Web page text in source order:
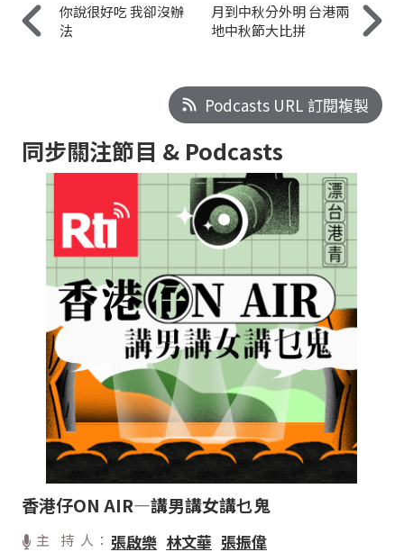
你說很好吃 我卻沒辦
法
月到中秋分外明 台港兩
地中秋節大比拼
Podcasts URL 訂閱複製
同步關注節目 & Podcasts
香港仔ON AIR—講男講女講乜鬼
主 持 人： 張啟樂 林文華 張振偉